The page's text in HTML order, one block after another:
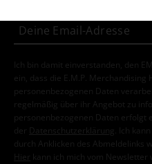
Ich bin damit einverstanden, den
ein, dass die E.M.P.
personenbezogenen Daten
regelmäßig über ihr Angebot zu
personenbezogenen Daten erfolgt
der
Datenschutzerklärung
. Ich
durch Anklicken des Abmeldelinks
Hier kann ich mich vom Newsletter